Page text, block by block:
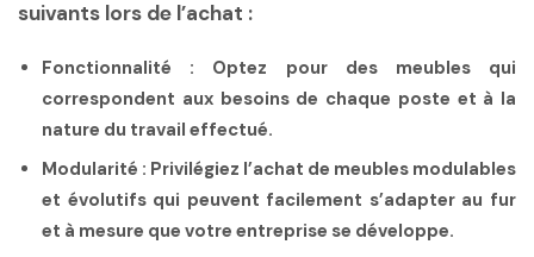
suivants lors de l’achat :
Fonctionnalité : Optez pour des meubles qui
correspondent aux besoins de chaque poste et à la
nature du travail effectué.
Modularité : Privilégiez l’achat de meubles modulables
et évolutifs qui peuvent facilement s’adapter au fur
et à mesure que votre entreprise se développe.